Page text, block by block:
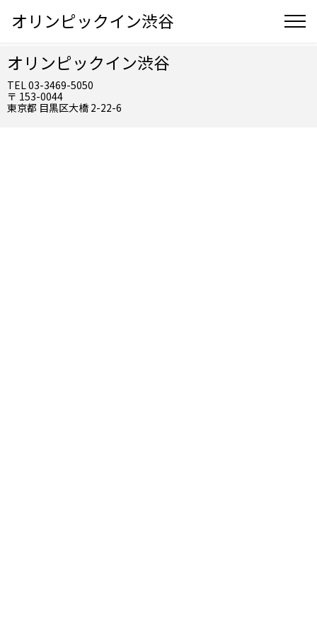
オリンピックイン渋谷
オリンピックイン渋谷
TEL 03-3469-5050
〒 153-0044
東京都 目黒区大橋 2-22-6